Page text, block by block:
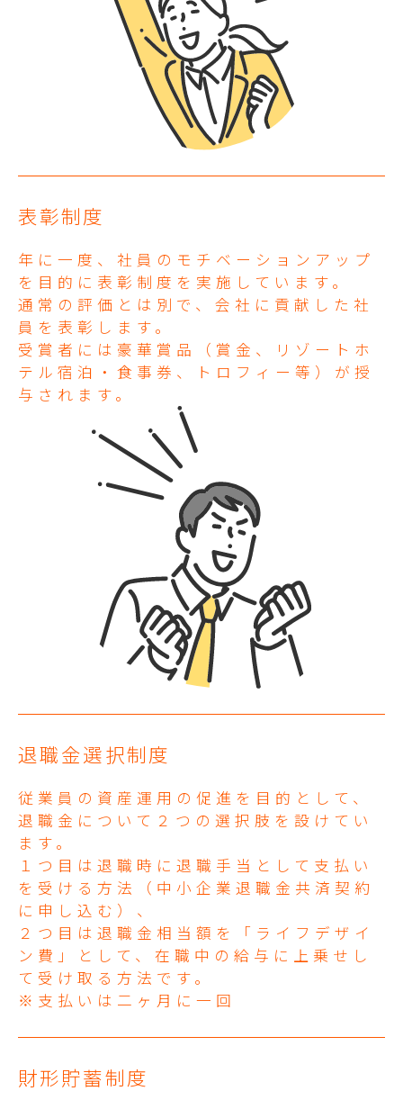
表彰制度
年に一度、社員のモチベーションアップ
を目的に表彰制度を実施しています。
通常の評価とは別で、会社に貢献した社
員を表彰します。
受賞者には豪華賞品（賞金、リゾートホ
テル宿泊・食事券、トロフィー等）が授
与されます。
退職金選択制度
従業員の資産運用の促進を目的として、
退職金について２つの選択肢を設けてい
ます。
１つ目は退職時に退職手当として支払い
を受ける方法（中小企業退職金共済契約
に申し込む）、
２つ目は退職金相当額を「ライフデザイ
ン費」として、在職中の給与に上乗せし
て受け取る方法です。
※支払いは二ヶ月に一回
財形貯蓄制度